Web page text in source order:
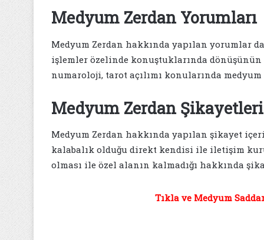
Medyum Zerdan Yorumları
Medyum Zerdan hakkında yapılan yorumlar
işlemler özelinde konuştuklarında dönüşünün
numaroloji, tarot açılımı konularında medyum
Medyum Zerdan Şikayetleri
Medyum Zerdan hakkında yapılan şikayet
kalabalık olduğu direkt kendisi ile iletişim
olması ile özel alanın kalmadığı hakkında
Tıkla ve Medyum